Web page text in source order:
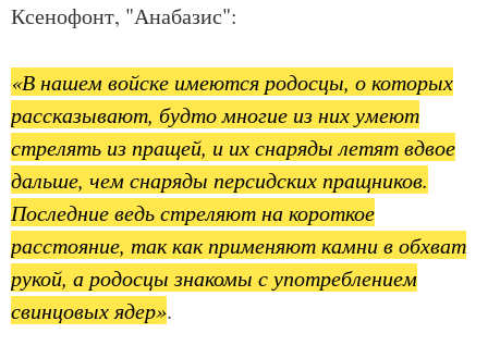
Ксенофонт, "Анабазис":
«В нашем войске имеются родосцы, о которых
рассказывают, будто многие из них умеют
стрелять из пращей, и их снаряды летят вдвое
дальше, чем снаряды персидских пращников.
Последние ведь стреляют на короткое
расстояние, так как применяют камни в обхват
рукой, а родосцы знакомы с употреблением
свинцовых ядер».